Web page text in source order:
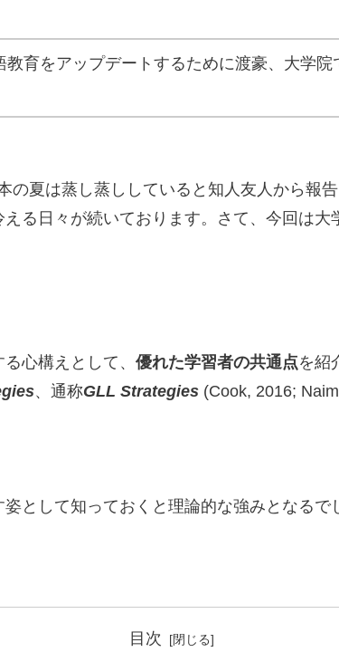
教育をアップデートするために渡豪、大学院
の夏は蒸し蒸ししていると知人友人から報
る日々が続いております。さて、今回は大
心構えとして、 優れた学習者の共通点を紹
、通称GLL Strategies (Cook, 2016;
として知っておくと理論的な強みとなるで
目次